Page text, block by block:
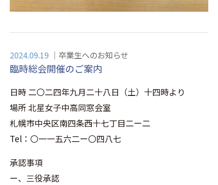
2024.09.19 卒業生へのお知らせ
臨時総会開催のご案内
日時 二〇二四年九月二十八日（土）十四時より
場所 北星女子中高同窓会室
札幌市中央区南四条西十七丁目二ー二
Tel：〇一一五六二ー〇四八七
承認事項
ー、三役承認